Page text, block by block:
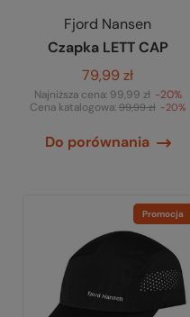
Fjord Nansen
Czapka LETT CAP
79,99 zł
Najniższa cena: 99,99 zł -20%
Cena katalogowa:99,99 zł -20%
Do porównania
Promocja